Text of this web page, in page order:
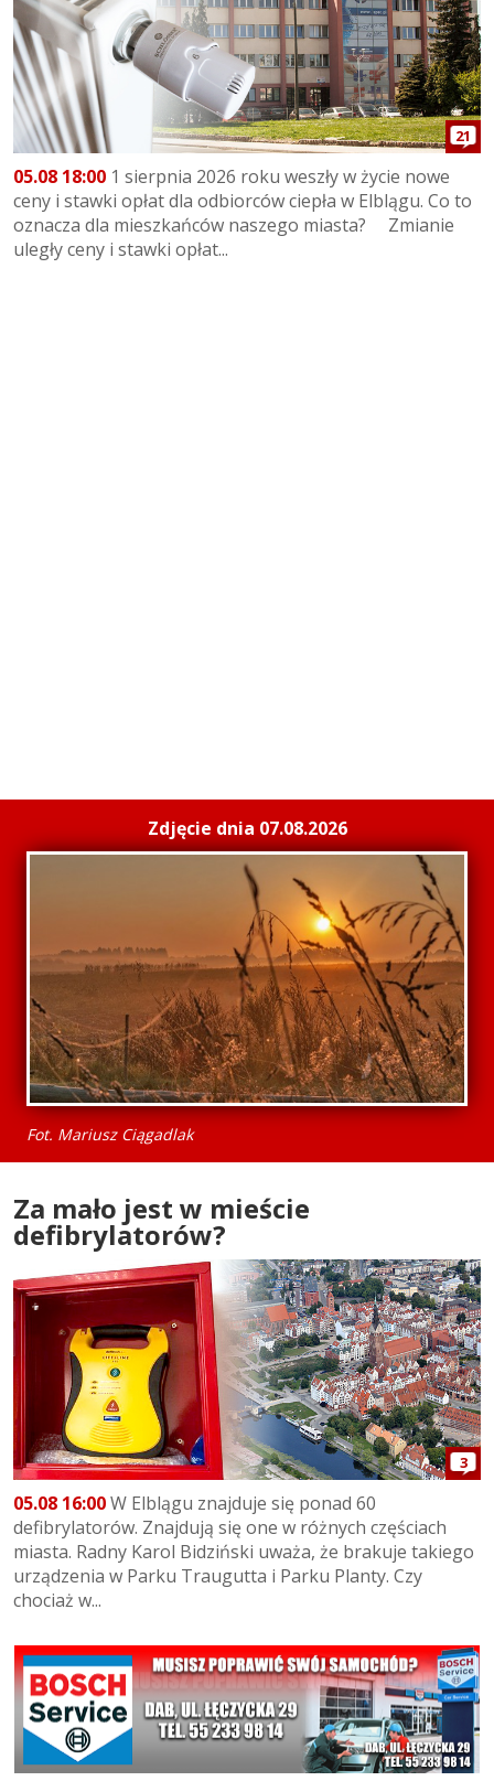
21
05.08 18:00 1 sierpnia 2026 roku weszły w życie nowe
ceny i stawki opłat dla odbiorców ciepła w Elblągu. Co to
oznacza dla mieszkańców naszego miasta? Zmianie
uległy ceny i stawki opłat...
Zdjęcie dnia 07.08.2026
Fot. Mariusz Ciągadlak
Za mało jest w mieście
defibrylatorów?
3
05.08 16:00W Elblągu znajduje się ponad 60
defibrylatorów. Znajdują się one w różnych częściach
miasta. Radny Karol Bidziński uważa, że brakuje takiego
urządzenia w Parku Traugutta i Parku Planty. Czy
chociaż w...